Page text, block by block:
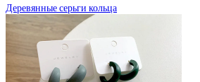
Деревянные серьги кольца